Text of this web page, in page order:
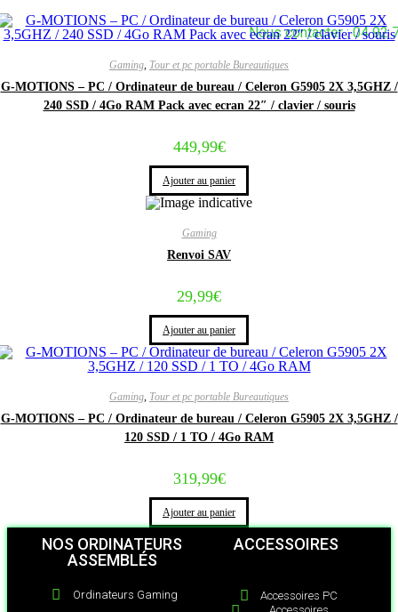
Nous contacter : 04 92
Gaming, Tour et pc portable Bureautiques
G-MOTIONS – PC / Ordinateur de bureau / Celeron G5905 2X 3,5GHZ /
240 SSD / 4Go RAM Pack avec ecran 22″ / clavier / souris
449,99€
Ajouter au panier
Gaming
Renvoi SAV
29,99€
Ajouter au panier
Gaming, Tour et pc portable Bureautiques
G-MOTIONS – PC / Ordinateur de bureau / Celeron G5905 2X 3,5GHZ /
120 SSD / 1 TO / 4Go RAM
319,99€
Ajouter au panier
NOS ORDINATEURS
ASSEMBLÉS
Ordinateurs Gaming
ACCESSOIRES
Accessoires PC